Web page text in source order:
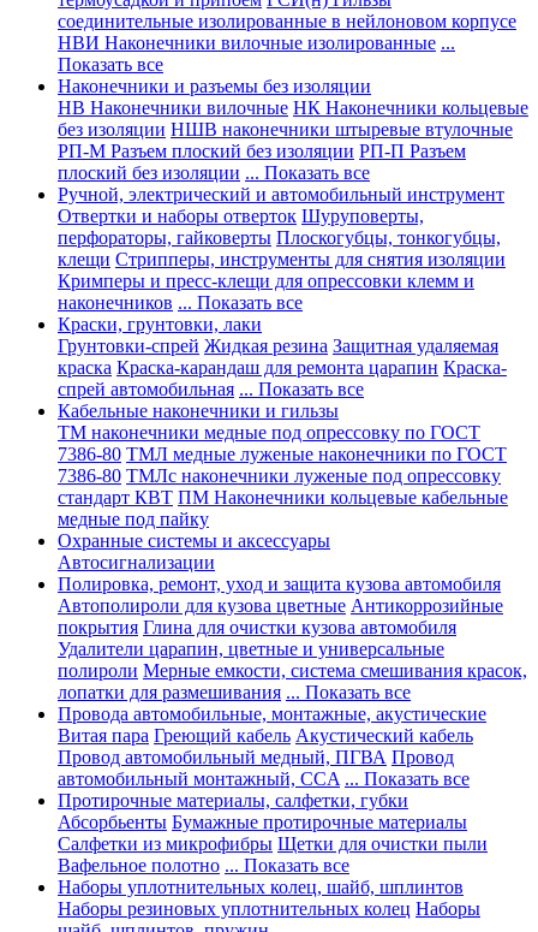
соединительные изолированные в нейлоновом корпусе
НВИ Наконечники вилочные изолированные ...
Показать все
Наконечники и разъемы без изоляции
НВ Наконечники вилочные НК Наконечники кольцевые
без изоляции НШВ наконечники штыревые втулочные
РП-М Разъем плоский без изоляции РП-П Разъем
плоский без изоляции ... Показать все
Ручной, электрический и автомобильный инструмент
Отвертки и наборы отверток Шуруповерты,
перфораторы, гайковерты Плоскогубцы, тонкогубцы,
клещи Стрипперы, инструменты для снятия изоляции
Кримперы и пресс-клещи для опрессовки клемм и
наконечников ... Показать все
Краски, грунтовки, лаки
Грунтовки-спрей Жидкая резина Защитная удаляемая
краска Краска-карандаш для ремонта царапин Краска-
спрей автомобильная ... Показать все
Кабельные наконечники и гильзы
ТМ наконечники медные под опрессовку по ГОСТ
7386-80 ТМЛ медные луженые наконечники по ГОСТ
7386-80 ТМЛс наконечники луженые под опрессовку
стандарт КВТ ПМ Наконечники кольцевые кабельные
медные под пайку
Охранные системы и аксессуары
Автосигнализации
Полировка, ремонт, уход и защита кузова автомобиля
Автополироли для кузова цветные Антикоррозийные
покрытия Глина для очистки кузова автомобиля
Удалители царапин, цветные и универсальные
полироли Мерные емкости, система смешивания красок,
лопатки для размешивания ... Показать все
Провода автомобильные, монтажные, акустические
Витая пара Греющий кабель Акустический кабель
Провод автомобильный медный, ПГВА Провод
автомобильный монтажный, CCA ... Показать все
Протирочные материалы, салфетки, губки
Абсорбьенты Бумажные протирочные материалы
Салфетки из микрофибры Щетки для очистки пыли
Вафельное полотно ... Показать все
Наборы уплотнительных колец, шайб, шплинтов
Наборы резиновых уплотнительных колец Наборы